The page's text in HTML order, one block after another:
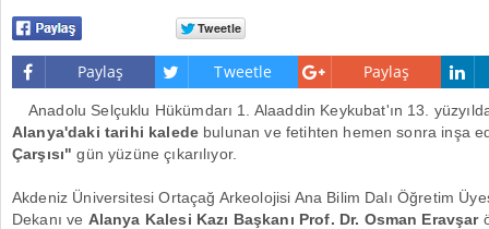
Paylaş Tweetle Paylaş
Anadolu Selçuklu Hükümdarı 1. Alaaddin Keykubat'ın 13.
Alanya'daki tarihi kalede bulunan ve fetihten hemen sonra inşa
Çarşısı"gün yüzüne çıkarılıyor.
Akdeniz Üniversitesi Ortaçağ Arkeolojisi Ana Bilim Dalı Öğretim
Dekanı ve Alanya Kalesi Kazı Başkanı Prof. Dr. Osman Eravşar